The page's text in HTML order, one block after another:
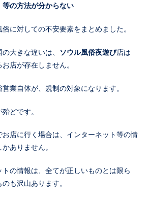
等の方法が分からない
に対しての不安要素をまとめました。
大きな違いは、 ソウル風俗夜遊び店は
店が存在しません。
業自体が、規制の対象になります。
どです。
店に行く場合は、インターネット等の情
ありません。
トの情報は、全てが正しいものとは限ら
も沢山あります。